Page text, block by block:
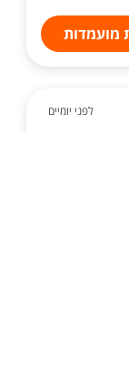
מועמדות
לפני יומיים